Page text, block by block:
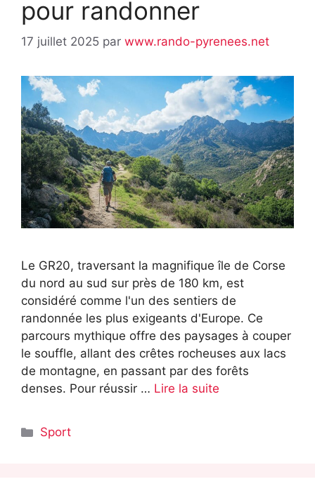
pour randonner
17 juillet 2025 par www.rando-pyrenees.net
Le GR20, traversant la magnifique île de Corse
du nord au sud sur près de 180 km, est
considéré comme l'un des sentiers de
randonnée les plus exigeants d'Europe. Ce
parcours mythique offre des paysages à couper
le souffle, allant des crêtes rocheuses aux lacs
de montagne, en passant par des forêts
denses. Pour réussir … Lire la suite
Catégories
Sport